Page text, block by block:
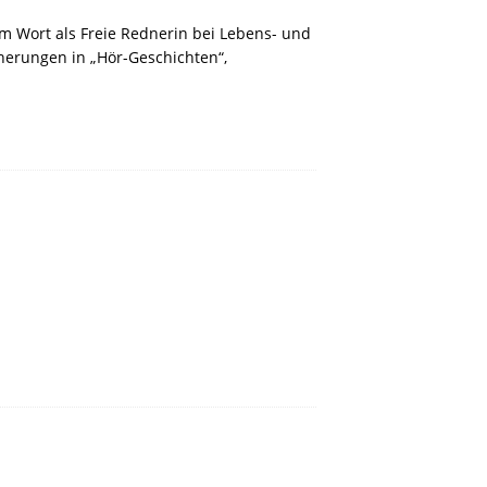
Wort als Freie Rednerin bei Lebens- und
in „Hör-Geschichten“,